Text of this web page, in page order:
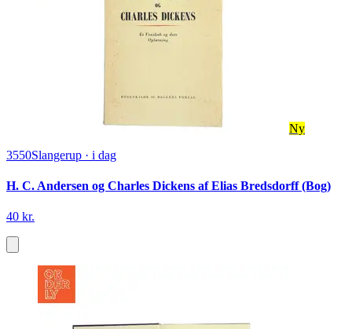
Ny
3550Slangerup · i dag
H. C. Andersen og Charles Dickens af Elias Bredsdorff (Bog)
40 kr.